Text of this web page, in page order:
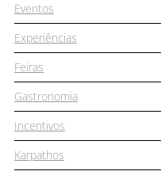
Eventos
Experiências
Feiras
Gastronomia
Incentivos
Karpathos